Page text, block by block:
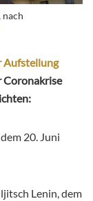
nach
Aufstellung
Coronakrise
20. Juni
Lenin, dem